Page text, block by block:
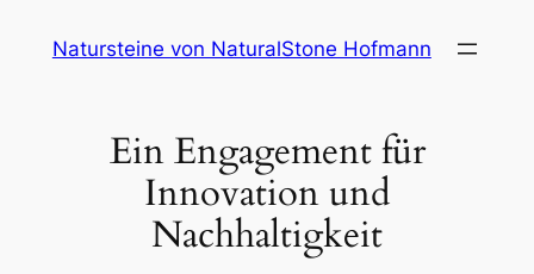
InhaltNatursteine von NaturalStone Hofmann
Ein Engagement für
Innovation und
Nachhaltigkeit